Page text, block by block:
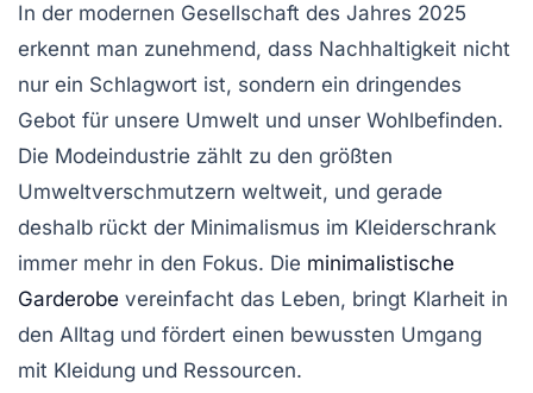
In der modernen Gesellschaft des Jahres 2025
erkennt man zunehmend, dass Nachhaltigkeit nicht
nur ein Schlagwort ist, sondern ein dringendes
Gebot für unsere Umwelt und unser Wohlbefinden.
Die Modeindustrie zählt zu den größten
Umweltverschmutzern weltweit, und gerade
deshalb rückt der Minimalismus im Kleiderschrank
immer mehr in den Fokus. Die minimalistische
Garderobe vereinfacht das Leben, bringt Klarheit in
den Alltag und fördert einen bewussten Umgang
mit Kleidung und Ressourcen.